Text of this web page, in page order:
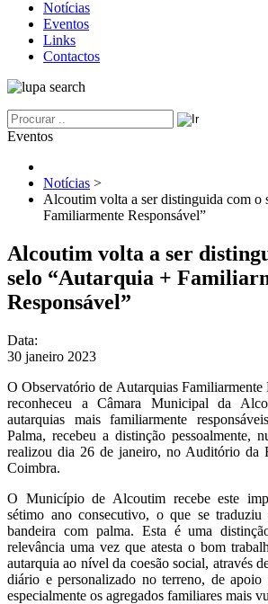
Notícias
Eventos
Links
Contactos
Eventos
Notícias >
Alcoutim volta a ser distinguida com o
Familiarmente Responsável”
Alcoutim volta a ser
selo “Autarquia +
Responsável”
Data:
30 janeiro 2023
O Observatório de Autarquias
reconheceu a Câmara Municipal da
autarquias mais familiarmente
Palma, recebeu a distinção pessoalmente,
realizou dia 26 de janeiro, no Auditório da
Coimbra.
O Município de Alcoutim recebe este
sétimo ano consecutivo, o que se
bandeira com palma. Esta é uma
relevância uma vez que atesta o bom
autarquia ao nível da coesão social, através
diário e personalizado no terreno, de apoio
especialmente os agregados familiares mais